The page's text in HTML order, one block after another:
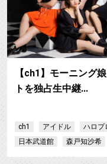
【ch1】モーニング
トを独占生中継…
ch1 アイドル ハロプ
日本武道館
森戸知沙希